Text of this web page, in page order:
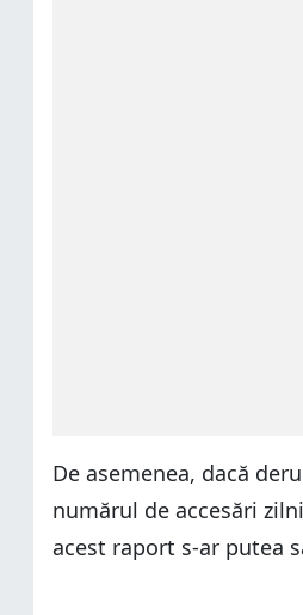
De asemenea, dacă
numărul de accesări
acest raport s-ar putea